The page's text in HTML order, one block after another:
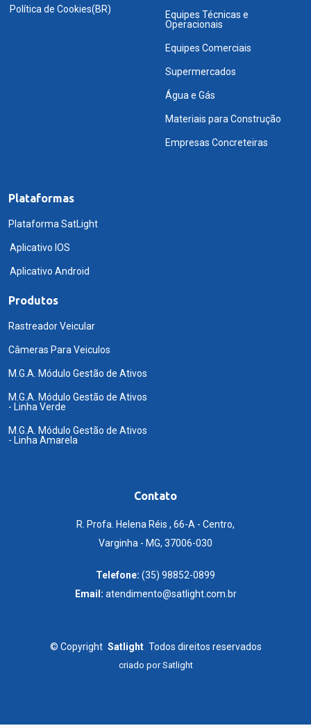
Política de Cookies(BR)
Equipes Técnicas e
Operacionais
Equipes Comerciais
Supermercados
Água e Gás
Materiais para Construção
Empresas Concreteiras
Plataformas
Plataforma SatLight
Aplicativo IOS
Aplicativo Android
Produtos
Rastreador Veicular
Câmeras Para Veiculos
M.G.A. Módulo Gestão de Ativos
M.G.A. Módulo Gestão de Ativos
- Linha Verde
M.G.A. Módulo Gestão de Ativos
- Linha Amarela
Contato
R. Profa. Helena Réis , 66-A - Centro,
Varginha - MG, 37006-030
Telefone: (35) 98852-0899
Email: atendimento@satlight.com.br
© Copyright Satlight Todos direitos reservados
criado porSatlight